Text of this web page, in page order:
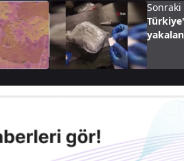
Sonraki